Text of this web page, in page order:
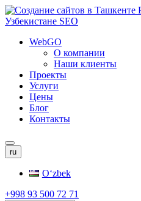
WebGO
О компании
Наши клиенты
Проекты
Услуги
Цены
Блог
Контакты
ru
Oʻzbek
+998 93 500 72 71